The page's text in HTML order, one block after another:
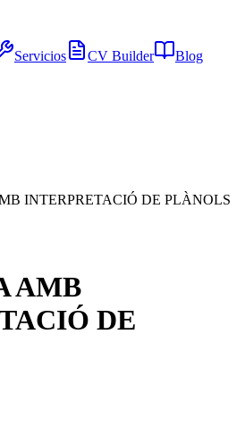
Servicios CV Builder Blog
INTERPRETACIÓ DE PLÀNOLS
AMB
DE